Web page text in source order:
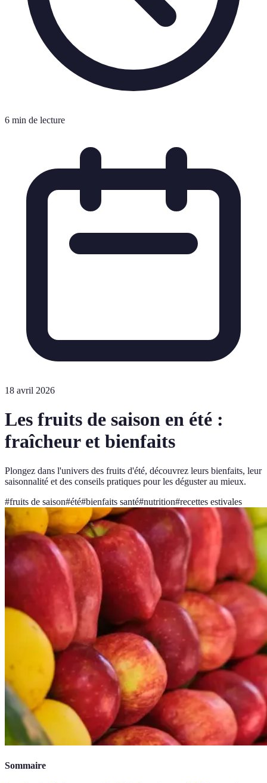
6 min de lecture
18 avril 2026
Les fruits de saison en été :
fraîcheur et bienfaits
Plongez dans l'univers des fruits d'été, découvrez leurs bienfaits, leur
saisonnalité et des conseils pratiques pour les déguster au mieux.
#fruits de saison#été#bienfaits santé#nutrition#recettes estivales
Sommaire